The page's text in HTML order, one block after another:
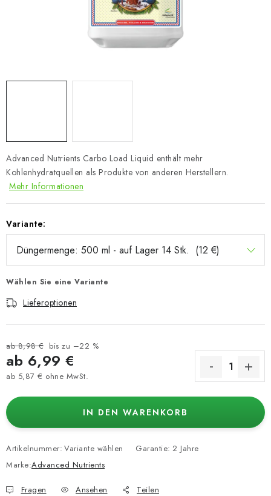
Advanced Nutrients Carbo Load Liquid enthält mehr
Kohlenhydratquellen als Produkte von anderen Herstellern.
Mehr Informationen
Variante:
Wählen Sie eine Variante
Lieferoptionen
ab 8,98 € bis zu –22 %
ab 6,99 €
ab 5,87 € ohne MwSt.
IN DEN WARENKORB
Artikelnummer: Variante wählen
Marke:Advanced Nutrients
Garantie: 2 Jahre
Fragen Ansehen Teilen